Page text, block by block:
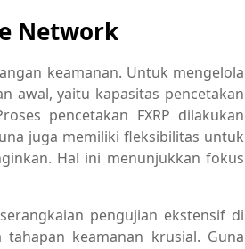
Network
keamanan. Untuk mengelola
awal, yaitu kapasitas pencetakan
pencetakan FXRP dilakukan
juga memiliki fleksibilitas untuk
Hal ini menunjukkan fokus
pengujian ekstensif di
keamanan krusial. Guna